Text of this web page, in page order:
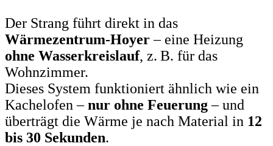
Der Strang führt direkt in das
Wärmezentrum-Hoyer– eine Heizung
ohne Wasserkreislauf, z. B. für das
Wohnzimmer.
Dieses System funktioniert ähnlich wie ein
Kachelofen –nur ohne Feuerung– und
überträgt die Wärme je nach Material in 12
bis 30 Sekunden.